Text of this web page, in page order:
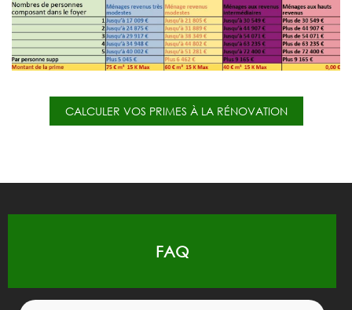
CALCULER VOS PRIMES À LA RÉNOVATION
FAQ